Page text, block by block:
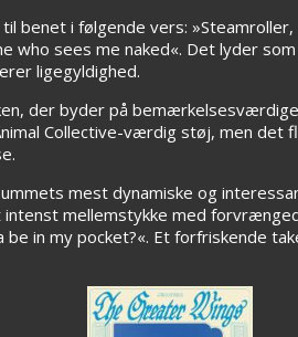
benet i følgende vers:
who sees me naked«. Det lyder
ligegyldighed.
der byder på
Collective-værdig støj, men
mest dynamiske og
mellemstykke med
be in my pocket?«. Et forfriskende